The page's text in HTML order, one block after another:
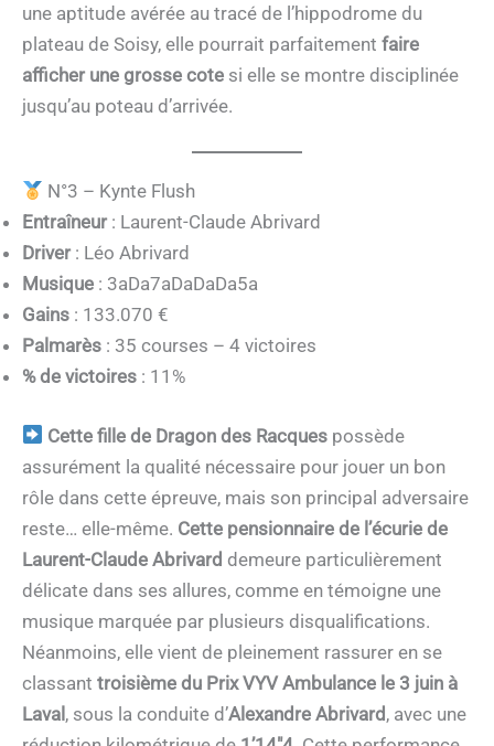
une aptitude avérée au tracé de l’hippodrome du
plateau de Soisy, elle pourrait parfaitement faire
afficher une grosse cote si elle se montre disciplinée
jusqu’au poteau d’arrivée.
N°3 – Kynte Flush
Entraîneur: Laurent-Claude Abrivard
Driver: Léo Abrivard
Musique : 3aDa7aDaDaDa5a
Gains : 133.070 €
Palmarès : 35 courses – 4 victoires
% de victoires : 11%
Cette fille de Dragon des Racques possède
assurément la qualité nécessaire pour jouer un bon
rôle dans cette épreuve, mais son principal adversaire
reste… elle-même. Cette pensionnaire de l’écurie de
Laurent-Claude Abrivard demeure particulièrement
délicate dans ses allures, comme en témoigne une
musique marquée par plusieurs disqualifications.
Néanmoins, elle vient de pleinement rassurer en se
classant troisième du Prix VYV Ambulance le 3 juin à
Laval, sous la conduite d’Alexandre Abrivard, avec une